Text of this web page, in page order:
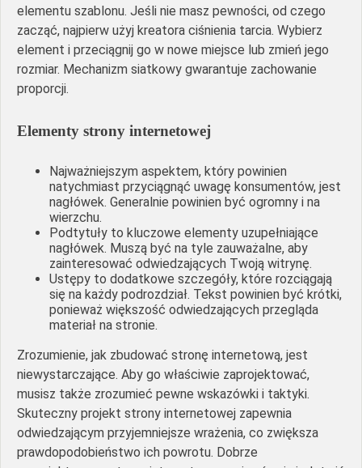
elementu szablonu. Jeśli nie masz pewności, od czego
zacząć, najpierw użyj kreatora ciśnienia tarcia. Wybierz
element i przeciągnij go w nowe miejsce lub zmień jego
rozmiar. Mechanizm siatkowy gwarantuje zachowanie
proporcji.
Elementy strony internetowej
Najważniejszym aspektem, który powinien
natychmiast przyciągnąć uwagę konsumentów, jest
nagłówek. Generalnie powinien być ogromny i na
wierzchu.
Podtytuły to kluczowe elementy uzupełniające
nagłówek. Muszą być na tyle zauważalne, aby
zainteresować odwiedzających Twoją witrynę.
Ustępy to dodatkowe szczegóły, które rozciągają
się na każdy podrozdział. Tekst powinien być krótki,
ponieważ większość odwiedzających przegląda
materiał na stronie.
Zrozumienie, jak zbudować stronę internetową, jest
niewystarczające. Aby go właściwie zaprojektować,
musisz także zrozumieć pewne wskazówki i taktyki.
Skuteczny projekt strony internetowej zapewnia
odwiedzającym przyjemniejsze wrażenia, co zwiększa
prawdopodobieństwo ich powrotu. Dobrze